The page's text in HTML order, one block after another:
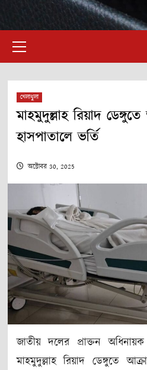
Menu
খেলাধুলা
মাহমুদুল্লাহ রিয়াদ
হাসপাতালে ভর্তি
অক্টোবর 30, 2025
জাতীয় দলের প্রাক্তন
মাহমুদুল্লাহ রিয়াদ ডেঙ্গুতে